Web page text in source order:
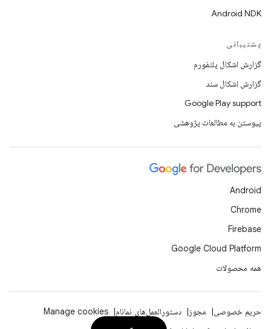
Android NDK
پشتیبانی
گزارش اشکال پلتفورم
گزارش اشکال سند
Google Play support
پیوستن به مطالعات پژوهشی
Android
Chrome
Firebase
Google Cloud Platform
همه محصولات
حریم خصوصی مجوز دستورالعمل‌های نمانام
Manage cookies